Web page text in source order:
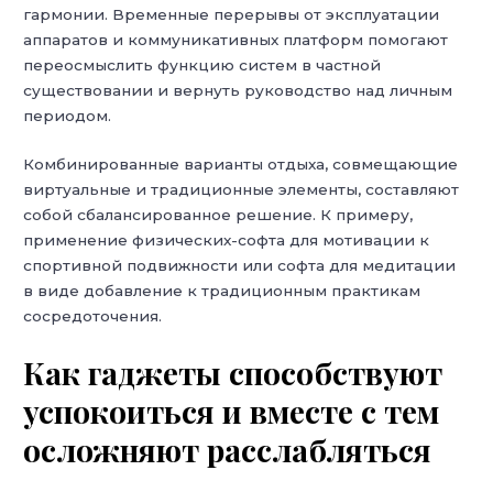
гармонии. Временные перерывы от эксплуатации
аппаратов и коммуникативных платформ помогают
переосмыслить функцию систем в частной
существовании и вернуть руководство над личным
периодом.
Комбинированные варианты отдыха, совмещающие
виртуальные и традиционные элементы, составляют
собой сбалансированное решение. К примеру,
применение физических-софта для мотивации к
спортивной подвижности или софта для медитации
в виде добавление к традиционным практикам
сосредоточения.
Как гаджеты способствуют
успокоиться и вместе с тем
осложняют расслабляться